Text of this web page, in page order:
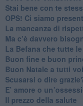
​Stai bene con te
​OPS! Ci siamo
​La mancanza di
​Ma c’è davvero
​La Befana che tutte
Buon fine e buon
​Buon Natale a tutti
​Scusarsi o dire
​E’ amore o
​Il prezzo della salute